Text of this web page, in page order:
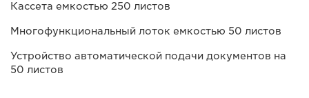
Кассета емкостью 250 листов
Многофункциональный лоток емкостью 50 листов
Устройство автоматической подачи документов на
50 листов